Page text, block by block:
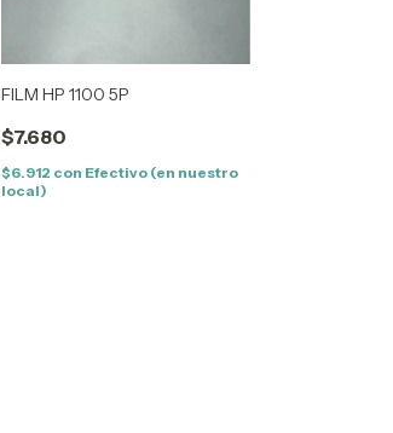
FILM HP 1100 5P
$7.680
$6.912 con Efectivo (en nuestro
local)